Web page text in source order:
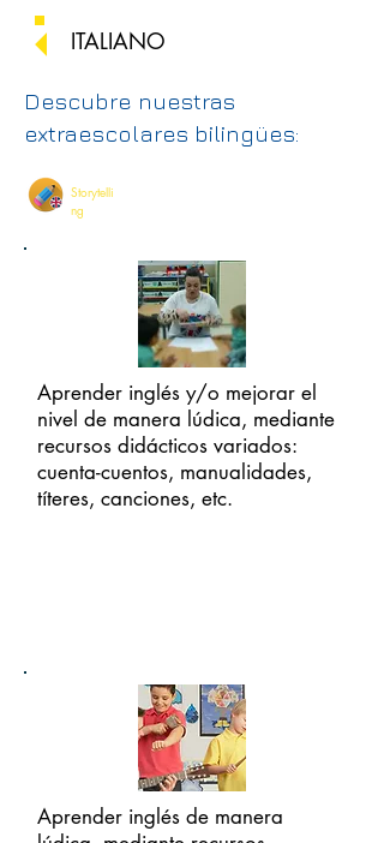
ITALIANO
Descubre nuestras
extraescolares bilingües:
Storytelli
ng
Aprender inglés y/o mejorar el
nivel de manera lúdica, mediante
recursos didácticos variados:
cuenta-cuentos, manualidades,
títeres, canciones, etc.
Aprender inglés de manera